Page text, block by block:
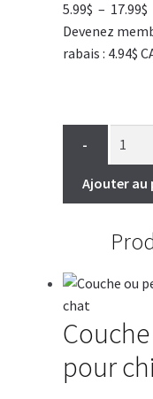
5.99$ – 17.99$
Devenez
rabais : 4.94$
-
Ajouter au
pour